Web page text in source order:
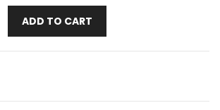
ADD TO CART